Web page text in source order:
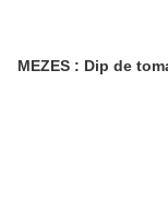
MEZES : Dip de